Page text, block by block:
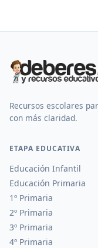
Recursos escolares
con más claridad.
ETAPA EDUCATIVA
Educación Infantil
Educación Primaria
1º Primaria
2º Primaria
3º Primaria
4º Primaria